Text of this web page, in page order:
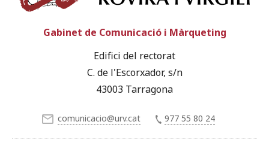
Gabinet de Comunicació i Màrqueting
Edifici del rectorat
C. de l'Escorxador, s/n
43003 Tarragona
comunicacio@urv.cat 977 55 80 24